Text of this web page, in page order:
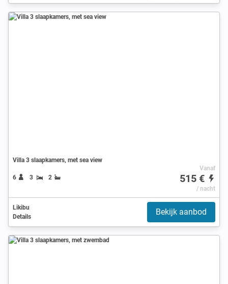
Villa 3 slaapkamers, met sea view
6 3 2
Vanaf
515 €
/ nacht
Likibu
Details
Bekijk aanbod